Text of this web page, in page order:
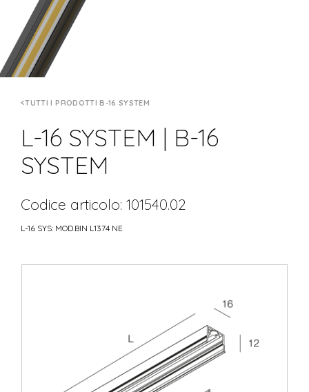
TUTTI I PRODOTTI B-16 SYSTEM
L-16 SYSTEM | B-16
SYSTEM
Codice articolo: 101540.02
L-16 SYS: MOD.BIN L1374 NE